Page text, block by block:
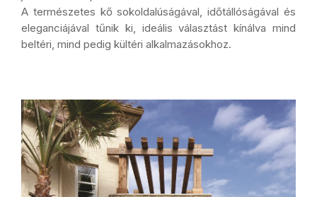
A természetes kő sokoldalúságával, időtállóságával és
eleganciájával tűnik ki, ideális választást kínálva mind
beltéri, mind pedig kültéri alkalmazásokhoz.